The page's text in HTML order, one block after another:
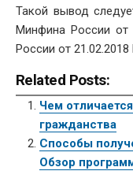
Такой вывод
Минфина России от
России от
Related Posts:
Чем
гражданства
Способы
Обзор